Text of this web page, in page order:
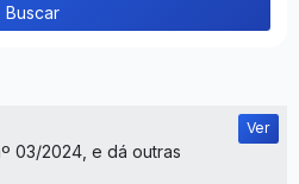
Buscar
03/2024, e dá outras
Ver